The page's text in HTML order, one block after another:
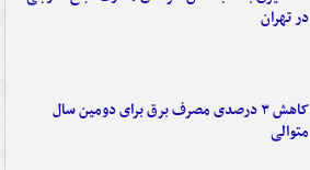
در تهران
کاهش ۳ درصدی مصرف برق برای دومین سال
متوالی